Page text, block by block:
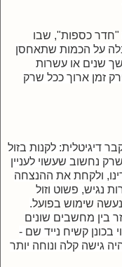
כספות", שבו
על הכמות שתאחסן
שנים או עשרות
זמן ארוך ככל שרק
דיגיטלית: לקנות בזול
נחשוב שעשוי לעניין
ולקחת את ההנצחה
נגיש, פשוט וזול
שימוש בפועל.
בין מחשבים שונים
בכונן קשיח נייד שם -
גישה קלה ונוחה יותר